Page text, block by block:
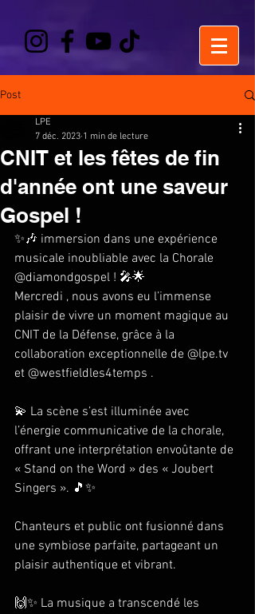
Post
CNIT et les fêtes de fin
d'année ont une saveur
Gospel !
LPE
7 déc. 2023 1 min de lecture
✨🎶 immersion dans une expérience
musicale inoubliable avec la Chorale
@diamondgospel ! 🎤🌟
Mercredi , nous avons eu l’immense
plaisir de vivre un moment magique au
CNIT de la Défense, grâce à la
collaboration exceptionnelle de @lpe.tv
et @westfieldles4temps .
💫 La scène s’est illuminée avec
l’énergie communicative de la chorale,
offrant une interprétation envoûtante de
« Stand on the Word » des « Joubert
Singers ». 🎵✨
Chanteurs et public ont fusionné dans
une symbiose parfaite, partageant un
plaisir authentique et vibrant.
🙌✨ La musique a transcendé les